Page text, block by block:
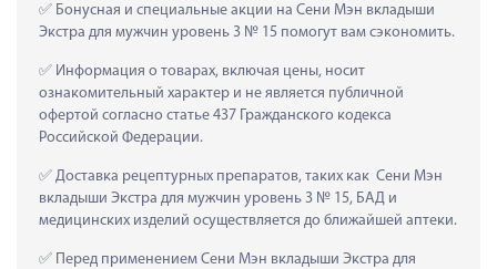
Бонусная и специальные акции на Сени Мэн вкладыши
Экстра для мужчин уровень 3 № 15 помогут вам сэкономить.
Информация о товарах, включая цены, носит
ознакомительный характер и не является публичной
офертой согласно статье 437 Гражданского кодекса
Российской Федерации.
Доставка рецептурных препаратов, таких как  Сени Мэн
вкладыши Экстра для мужчин уровень 3 № 15, БАД и
медицинских изделий осуществляется до ближайшей аптеки.
Перед применением Сени Мэн вкладыши Экстра для